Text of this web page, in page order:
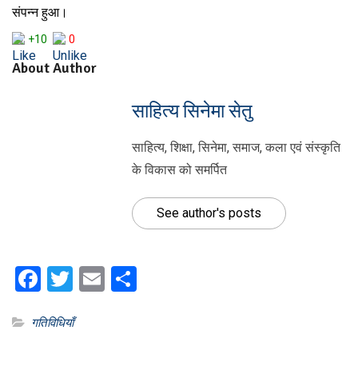
संपन्न हुआ।
+10 0
About Author
साहित्य सिनेमा सेतु
साहित्य, शिक्षा, सिनेमा, समाज, कला एवं संस्कृति
के विकास को समर्पित
See author's posts
Facebook
Twitter
Email
गतिविधियाँ